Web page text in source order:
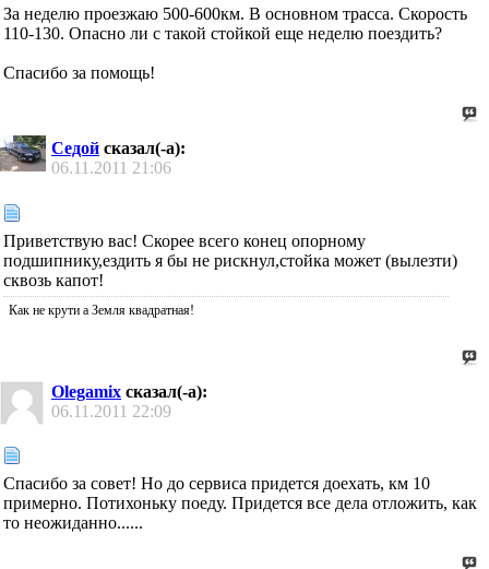
За неделю проезжаю 500-600км. В основном трасса. Скорость
110-130. Опасно ли с такой стойкой еще неделю поездить?
Спасибо за помощь!
Седой сказал(-а):
06.11.2011 21:06
Приветствую вас! Скорее всего конец опорному
подшипнику,ездить я бы не рискнул,стойка может (вылезти)
сквозь капот!
Как не крути а Земля квадратная!
Olegamix сказал(-а):
06.11.2011 22:09
Спасибо за совет! Но до сервиса придется доехать, км 10
примерно. Потихоньку поеду. Придется все дела отложить, как
то неожиданно......